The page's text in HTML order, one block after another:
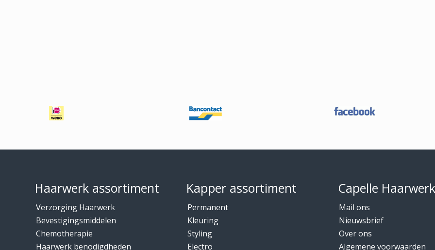
Haarwerk assortiment
Verzorging Haarwerk
Bevestigingsmiddelen
Chemotherapie
Haarwerk benodigdheden
Kapper assortiment
Permanent
Kleuring
Styling
Electro
Capelle
Mail ons
Nieuwsbrief
Over ons
Algemene voorwaarden